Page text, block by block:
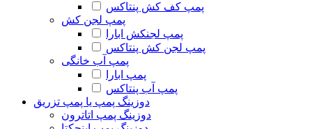
پمپ کف کش پنتاکس
پمپ لجن کش
پمپ لجنکش ابارا
پمپ لجن کش پنتاکس
پمپ آب خانگی
پمپ ابارا
پمپ آب پنتاکس
دوزینگ پمپ یا پمپ تزریق
دوزینگ پمپ اتاترون